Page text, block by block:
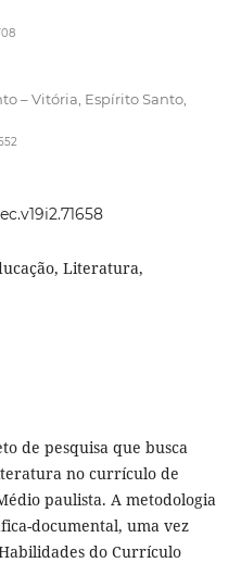
– Vitória, Espírito Santo,
Literatura,
de pesquisa que busca
no currículo de
paulista. A metodologia
documental, uma vez
do Currículo